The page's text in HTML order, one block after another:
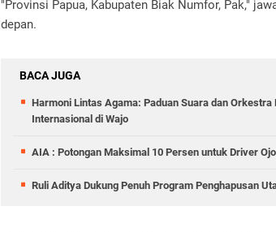
"Provinsi Papua, Kabupaten Biak Numfor, Pak,"
depan.
BACA JUGA
Harmoni Lintas Agama: Paduan Suara dan Orkestra
Internasional di Wajo
AIA : Potongan Maksimal 10 Persen untuk Driver
Ruli Aditya Dukung Penuh Program Penghapusan